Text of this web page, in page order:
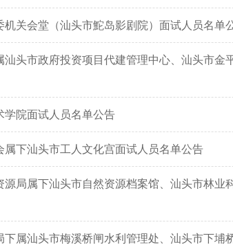
关会堂（汕头市鮀岛影剧院）面试人员名单
头市政府投资项目代建管理中心、汕头市金
学院面试人员名单公告
下汕头市工人文化宫面试人员名单公告
局属下汕头市自然资源档案馆、汕头市林业
属汕头市梅溪桥闸水利管理处、汕头市下埔